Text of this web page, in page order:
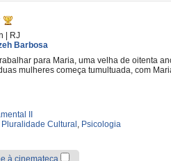
RJ
Barbosa
para Maria, uma velha de oitenta
mulheres começa tumultuada, com
II
Pluralidade Cultural , Psicologia
à cinemateca